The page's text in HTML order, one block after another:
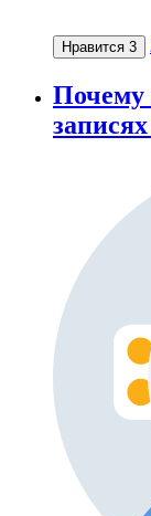
Нравится 3
Почему